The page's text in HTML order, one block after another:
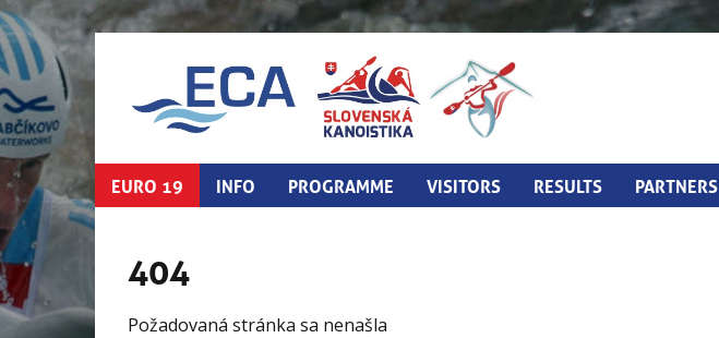
EURO 19 INFO PROGRAMME VISITORS RESULTS PARTNERS
404
Požadovaná stránka sa nenašla